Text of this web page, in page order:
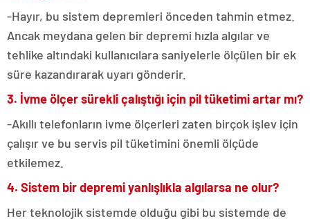
-Hayır, bu sistem depremleri önceden tahmin etmez.
Ancak meydana gelen bir depremi hızla algılar ve
tehlike altındaki kullanıcılara saniyelerle ölçülen bir ek
süre kazandırarak uyarı gönderir.
3. İvme ölçer sürekli çalıştığı için pil tüketimi artar mı?
-Akıllı telefonların ivme ölçerleri zaten birçok işlev için
çalışır ve bu servis pil tüketimini önemli ölçüde
etkilemez.
4. Sistem bir depremi yanlışlıkla algılarsa ne olur?
Her teknolojik sistemde olduğu gibi bu sistemde de